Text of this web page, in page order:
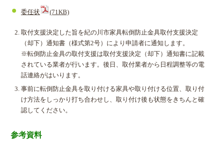
委任状 (71KB)
取付支援決定した旨を紀の川市家具転倒防止金具取付支援決定
（却下）通知書（様式第2号）により申請者に通知します。
※転倒防止金具の取付支援は取付支援決定（却下）通知書に記載
されている業者が行います。後日、取付業者から日程調整等の電
話連絡がはいります。
事前に転倒防止金具を取り付ける家具や取り付ける位置、取り付
け方法をしっかり打ち合わせし、取り付け後も状態をきちんと確
認してください。
参考資料